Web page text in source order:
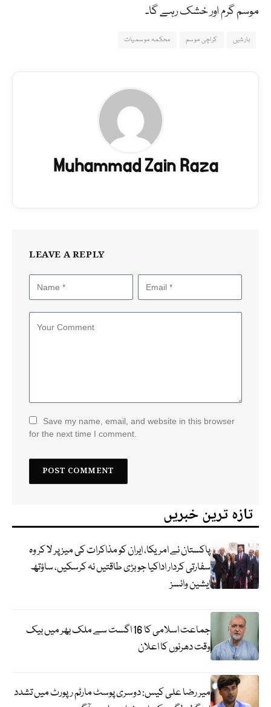
موسم گرم اور خشک رہے گا۔
بارشیں کراچی موسم محکمہ موسمیات
Muhammad Zain Raza
LEAVE A REPLY
Save my name, email, and website in this browser
for the next time I comment.
تازہ ترین خبریں
پاکستان نے امریکا، ایران کو مذاکرات کی میز پر لا کر وہ
سفارتی کردار اداکیا جو بڑی طاقتیں نہ کرسکیں، ساؤتھ
ایشین وائسز
جماعت اسلامی کا 16 اگست سے ملک بھر میں بیک
وقت دھرنوں کا اعلان
میر رضا علی کیس: دوسری پوسٹ مارٹم رپورٹ میں تشدد